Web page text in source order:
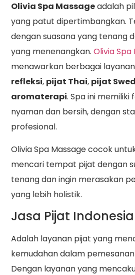
Olivia Spa Massageadalah
yang patut dipertimbangkan.
dengan suasana yang tenang
yang menenangkan.Olivia Spa
menawarkan berbagai
refleksi, pijat Thai, pijat
aromaterapi. Spa ini memiliki
nyaman dan bersih, dengan
profesional.
Olivia Spa Massage cocok
mencari tempat pijat dengan
tenang dan ingin merasakan
yang lebih holistik.
Jasa Pijat Indonesia
Adalah layanan pijat yang
kemudahan dalam
Dengan layanan yang